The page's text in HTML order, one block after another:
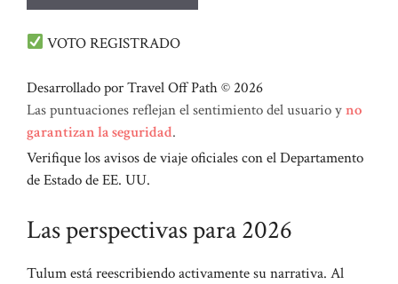
VOTO REGISTRADO
Desarrollado por Travel Off Path © 2026
Las puntuaciones reflejan el sentimiento del usuario yno
garantizan la seguridad.
Verifique los avisos de viaje oficiales con el Departamento
de Estado de EE. UU.
Las perspectivas para 2026
Tulum está reescribiendo activamente su narrativa. Al